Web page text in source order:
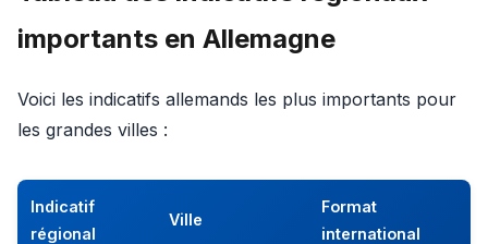
importants en Allemagne
Voici les indicatifs allemands les plus importants pour
les grandes villes :
Indicatif
régional
Ville
Format
international